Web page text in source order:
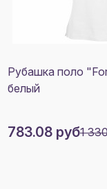
Рубашка поло
белый
783.08 руб1